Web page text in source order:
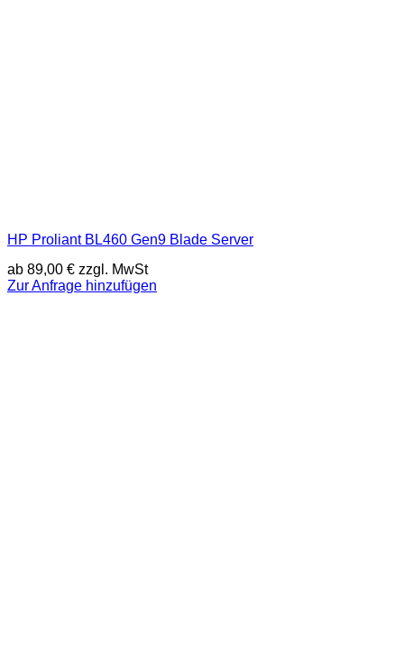
HP Proliant BL460 Gen9 Blade Server
ab 89,00 € zzgl. MwSt
Zur Anfrage hinzufügen